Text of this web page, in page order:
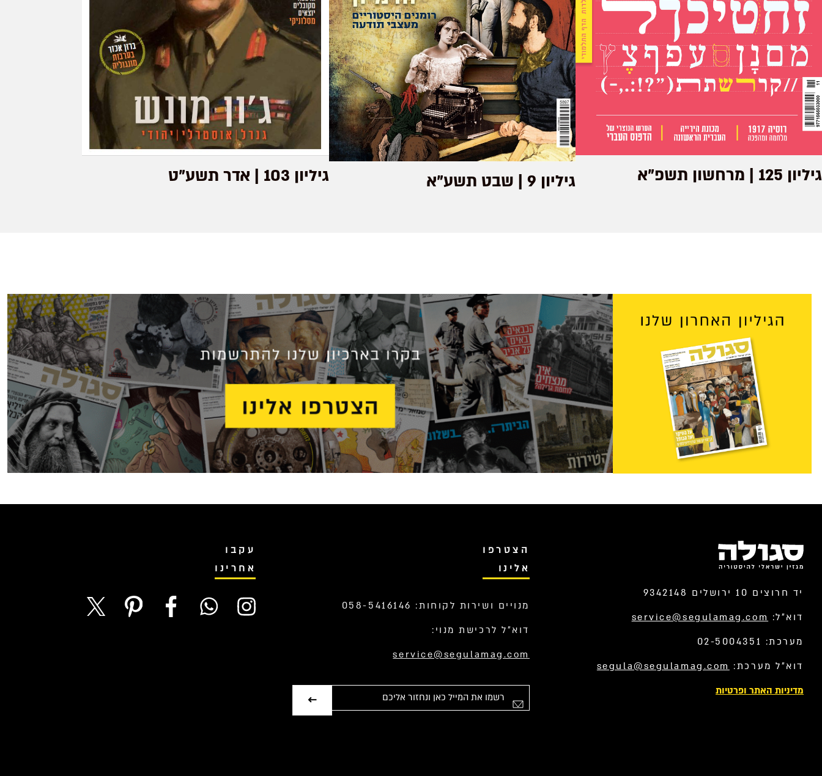
גיליון 125 | מרחשון תשפ"א גיליון 9 | שבט תשע"א גיליון 103 | אדר תשע"ט
יד חרוצים 10 ירושלים 9342148
דוא”ל: service@segulamag.com
מערכת: 02-5004351
דוא”ל מערכת: segula@segulamag.com
מדיניות האתר ופרטיות
הצטרפו
אלינו
מנויים ושירות לקוחות: 058-5416146
דוא”ל לרכישת מנוי:
service@segulamag.com
עקבו
אחרינו